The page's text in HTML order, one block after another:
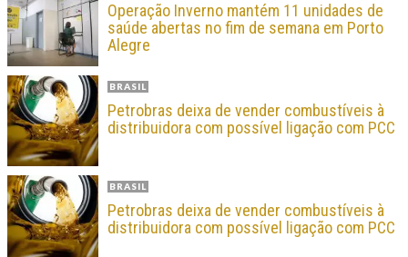
Operação Inverno mantém 11 unidades de
saúde abertas no fim de semana em Porto
Alegre
BRASIL
Petrobras deixa de vender combustíveis à
distribuidora com possível ligação com PCC
BRASIL
Petrobras deixa de vender combustíveis à
distribuidora com possível ligação com PCC